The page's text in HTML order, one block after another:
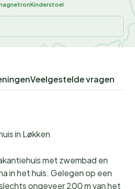
Kinderstoel
Veelgestelde vragen
in Løkken
met zwembad en
in het huis. Gelegen op een
ongeveer 200 m van het